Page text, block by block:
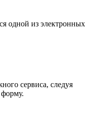
одной из электронных
сервиса, следуя